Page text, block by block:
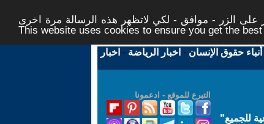
على الزر - موافق - لكي لاتظهر هذه الرسالة مرة اخرى -
This website uses cookies to ensure you get the
حقوق الإنسان - اخبار الرياضة - اخبار
التبرع للموقع - ادعمونا
للجميع"